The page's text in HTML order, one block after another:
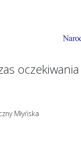
Młyńska